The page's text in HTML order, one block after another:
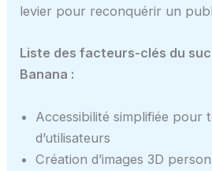
levier pour reconquérir un
Liste des facteurs-clés du
Banana :
Accessibilité simplifiée pour
d’utilisateurs
Création d’images 3D